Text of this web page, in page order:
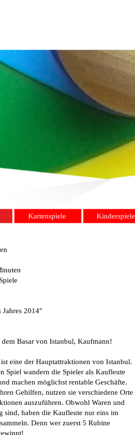
Kartenspiele Kinderspiele
Jahres 2014"
Basar von Istanbul, Kaufmann!
eine der Hauptattraktionen von Istanbul.
Spiel wandern die Spieler als Kaufleute
machen möglichst rentable Geschäfte.
Gehilfen, nutzen sie verschiedene Orte
auszuführen. Obwohl Waren und
sind, haben die Kaufleute nur eins im
Denn wer zuerst 5 Rubine